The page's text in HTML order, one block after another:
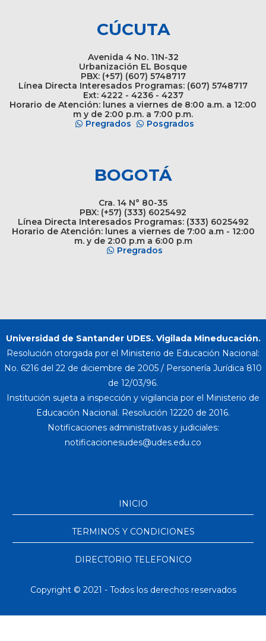
CÚCUTA
Avenida 4 No. 11N-32
Urbanización EL Bosque
PBX: (+57) (607) 5748717
Línea Directa Interesados Programas: (607) 5748717
Ext: 4222 - 4236 - 4237
Horario de Atención: lunes a viernes de 8:00 a.m. a 12:00
m y de 2:00 p.m. a 7:00 p.m.
Pregrados
Posgrados
BOGOTÁ
Cra. 14 N° 80-35
PBX: (+57) (333) 6025492
Línea Directa Interesados Programas: (333) 6025492
Horario de Atención: lunes a viernes de 7:00 a.m - 12:00
m. y de 2:00 p.m a 6:00 p.m
Pregrados
Universidad de Santander UDES. Vigilada Mineducación.
Resolución otorgada por el Ministerio de Educación Nacional:
No. 6216 del 22 de diciembre de 2005 / Personería Jurídica 810
de 12/03/96.
Institución sujeta a inspección y vigilancia por el Ministerio de
Educación Nacional. Resolución 12220 de 2016.
Notificaciones administrativas y judiciales:
INICIO
TERMINOS Y CONDICIONES
DIRECTORIO TELEFONICO
Copyright © 2021 - Todos los derechos reservados